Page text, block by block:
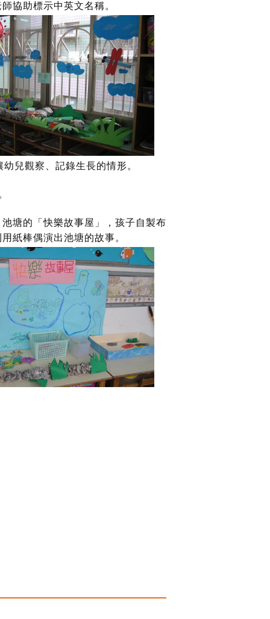
協助標示中英文名稱。
兒觀察、記錄生長的情形。
塘的「快樂故事屋」，孩子自製布
紙棒偶演出池塘的故事。